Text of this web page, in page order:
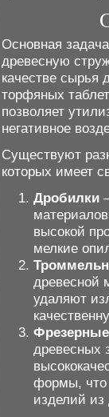
Основная
древесную
качестве сырья
торфяных
позволяет
негативное
Существуют
которых имеет
Дробилки
высокой
мелкие
древесной
удаляют
Фрезерные
древесных
формы, что
изделий из